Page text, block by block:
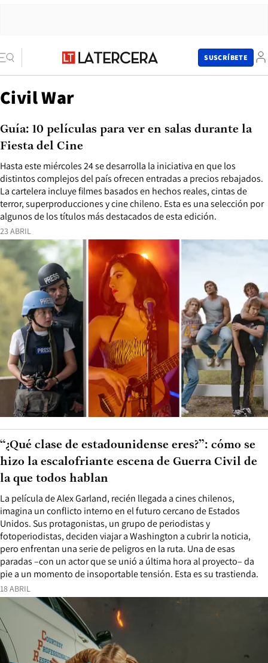
SUSCRÍBETE
Civil War
23 ABRIL
Hasta este miércoles 24 se desarrolla la iniciativa en que los
distintos complejos del país ofrecen entradas a precios rebajados.
La cartelera incluye filmes basados en hechos reales, cintas de
terror, superproducciones y cine chileno. Esta es una selección por
algunos de los títulos más destacados de esta edición.
Guía: 10 películas para ver en salas durante la
Fiesta del Cine
18 ABRIL
La película de Alex Garland, recién llegada a cines chilenos,
imagina un conflicto interno en el futuro cercano de Estados
Unidos. Sus protagonistas, un grupo de periodistas y
fotoperiodistas, deciden viajar a Washington a cubrir la noticia,
pero enfrentan una serie de peligros en la ruta. Una de esas
paradas –con un actor que se unió a última hora al proyecto– da
pie a un momento de insoportable tensión. Esta es su trastienda.
“¿Qué clase de estadounidense eres?”: cómo se
hizo la escalofriante escena de Guerra Civil de
la que todos hablan